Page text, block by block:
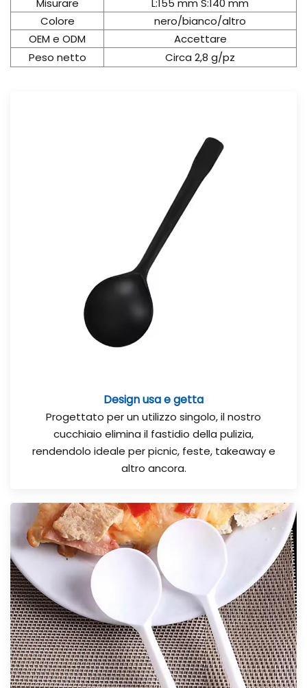
Misurare
L:155 mm S:140 mm
Colore
nero/bianco/altro
OEM e ODM
Accettare
Peso netto
Circa 2,8 g/pz
Design usa e getta
Progettato per un utilizzo singolo, il nostro
cucchiaio elimina il fastidio della pulizia,
rendendolo ideale per picnic, feste, takeaway e
altro ancora.